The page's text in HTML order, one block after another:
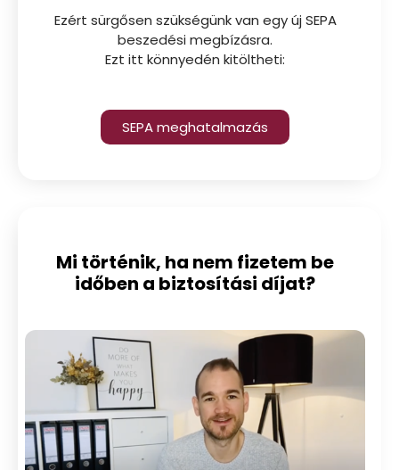
Ezért sürgősen szükségünk van egy új SEPA
beszedési megbízásra.
Ezt itt könnyedén kitöltheti:
SEPA meghatalmazás
Mi történik, ha nem fizetem be
időben a biztosítási díjat?